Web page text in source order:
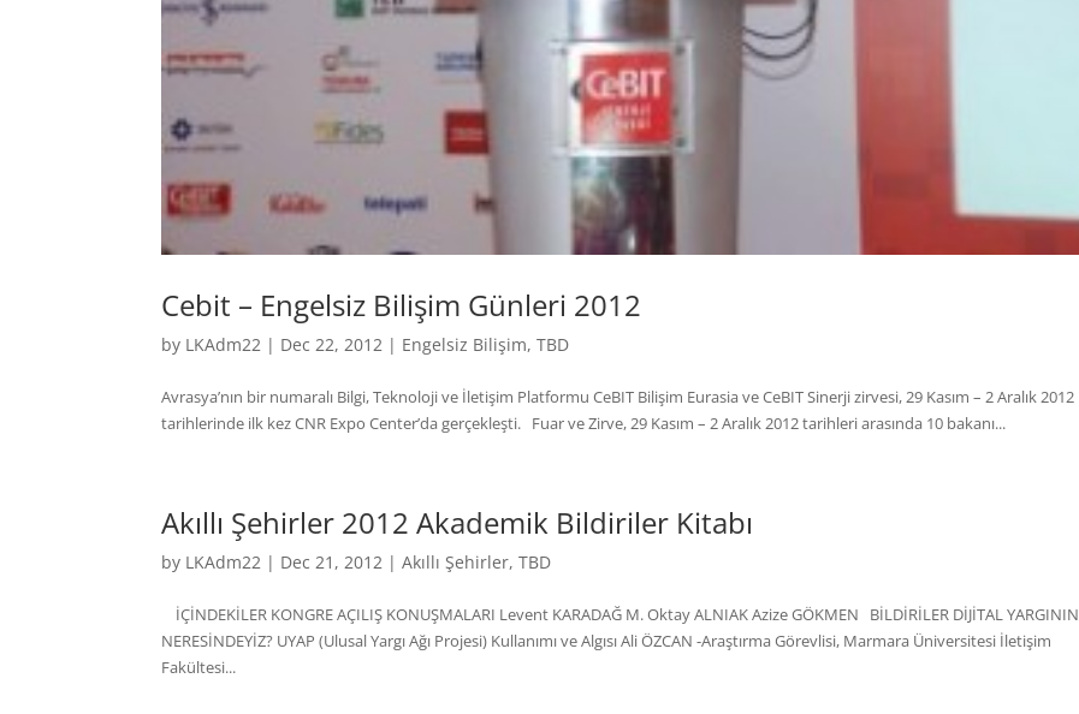
Cebit – Engelsiz Bilişim Günleri 2012
by LKAdm22 | Dec 22, 2012 | Engelsiz Bilişim,TBD
Avrasya’nın bir numaralı Bilgi, Teknoloji ve İletişim Platformu CeBIT Bilişim Eurasia ve CeBIT Sinerji zirvesi, 29 Kasım – 2 Aralık 2012
tarihlerinde ilk kez CNR Expo Center’da gerçekleşti. Fuar ve Zirve, 29 Kasım – 2 Aralık 2012 tarihleri arasında 10 bakanı...
Akıllı Şehirler 2012 Akademik Bildiriler Kitabı
by LKAdm22 | Dec 21, 2012 |Akıllı Şehirler,TBD
İÇİNDEKİLER KONGRE AÇILIŞ KONUŞMALARI Levent KARADAĞ M. Oktay ALNIAK Azize GÖKMEN BİLDİRİLER DİJİTAL YARGININ
NERESİNDEYİZ? UYAP (Ulusal Yargı Ağı Projesi) Kullanımı ve Algısı Ali ÖZCAN -Araştırma Görevlisi, Marmara Üniversitesi İletişim
Fakültesi...